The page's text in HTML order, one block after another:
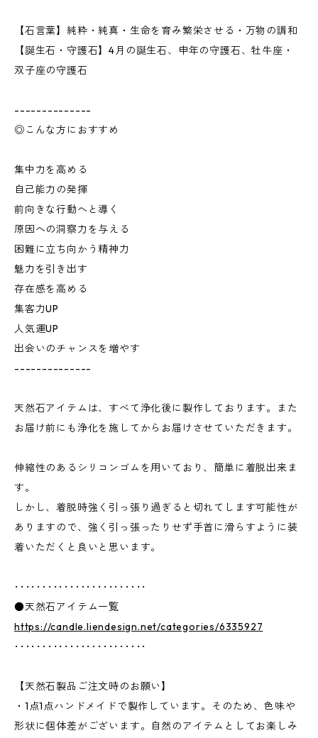
【石言葉】純粋・純真・生命を育み繁栄させる・万物の調和
【誕生石・守護石】4月の誕生石、申年の守護石、牡牛座・
双子座の守護石
--------------
◎こんな方におすすめ
集中力を高める
自己能力の発揮
前向きな行動へと導く
原因への洞察力を与える
困難に立ち向かう精神力
魅力を引き出す
存在感を高める
集客力UP
人気運UP
出会いのチャンスを増やす
--------------
天然石アイテムは、すべて浄化後に製作しております。また
お届け前にも浄化を施してからお届けさせていただきます。
伸縮性のあるシリコンゴムを用いており、簡単に着脱出来ま
す。
しかし、着脱時強く引っ張り過ぎると切れてします可能性が
ありますので、強く引っ張ったりせず手首に滑らすように装
着いただくと良いと思います。
････････････････････････
●天然石アイテム一覧
https://candle.liendesign.net/categories/6335927
････････････････････････
【天然石製品ご注文時のお願い】
・1点1点ハンドメイドで製作しています。そのため、色味や
形状に個体差がございます。自然のアイテムとしてお楽しみ